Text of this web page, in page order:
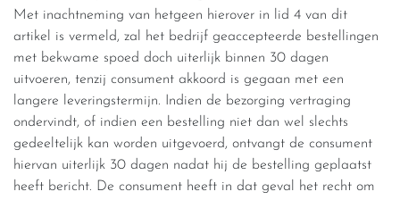
Met inachtneming van hetgeen hierover in lid 4 van dit
artikel is vermeld, zal het bedrijf geaccepteerde bestellingen
met bekwame spoed doch uiterlijk binnen 30 dagen
uitvoeren, tenzij consument akkoord is gegaan met een
langere leveringstermijn. Indien de bezorging vertraging
ondervindt, of indien een bestelling niet dan wel slechts
gedeeltelijk kan worden uitgevoerd, ontvangt de consument
hiervan uiterlijk 30 dagen nadat hij de bestelling geplaatst
heeft bericht. De consument heeft in dat geval het recht om